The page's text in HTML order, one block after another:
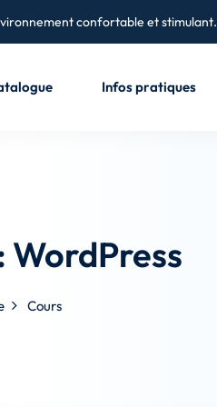
confortable et stimulant.
Infos pratiques
WordPress
Cours
account?Sign up